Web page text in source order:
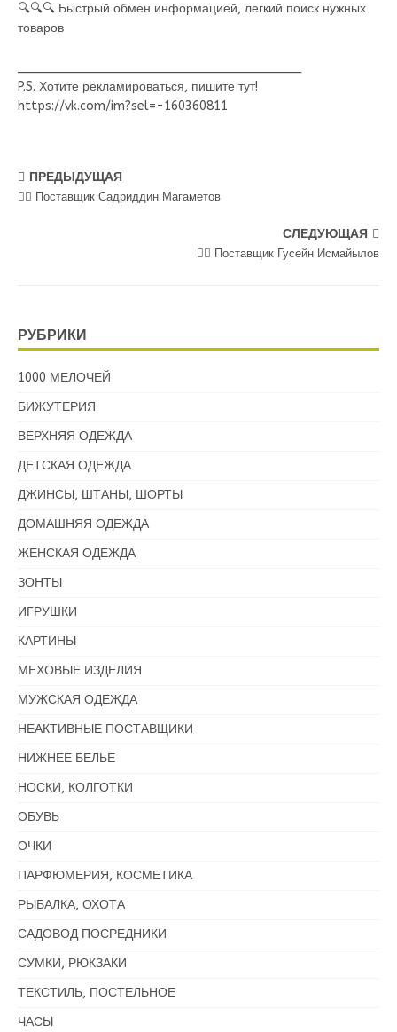
🔍🔍🔍 Быстрый обмен информацией, легкий поиск нужных
товаров
P.S. Хотите рекламироваться, пишите тут!
https://vk.com/im?sel=-160360811
ПРЕДЫДУЩАЯ
💁‍♂ Поставщик Садриддин Магаметов
СЛЕДУЮЩАЯ
💁‍♂ Поставщик Гусейн Исмайылов
РУБРИКИ
1000 МЕЛОЧЕЙ
БИЖУТЕРИЯ
ВЕРХНЯЯ ОДЕЖДА
ДЕТСКАЯ ОДЕЖДА
ДЖИНСЫ, ШТАНЫ, ШОРТЫ
ДОМАШНЯЯ ОДЕЖДА
ЖЕНСКАЯ ОДЕЖДА
ЗОНТЫ
ИГРУШКИ
КАРТИНЫ
МЕХОВЫЕ ИЗДЕЛИЯ
МУЖСКАЯ ОДЕЖДА
НЕАКТИВНЫЕ ПОСТАВЩИКИ
НИЖНЕЕ БЕЛЬЕ
НОСКИ, КОЛГОТКИ
ОБУВЬ
ОЧКИ
ПАРФЮМЕРИЯ, КОСМЕТИКА
РЫБАЛКА, ОХОТА
САДОВОД ПОСРЕДНИКИ
СУМКИ, РЮКЗАКИ
ТЕКСТИЛЬ, ПОСТЕЛЬНОЕ
ЧАСЫ